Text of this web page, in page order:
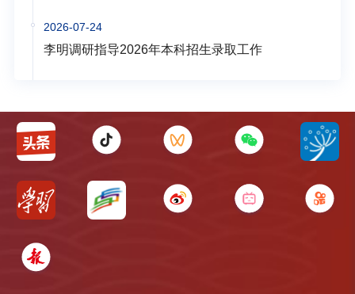
2026-07-24
李明调研指导2026年本科招生录取工作